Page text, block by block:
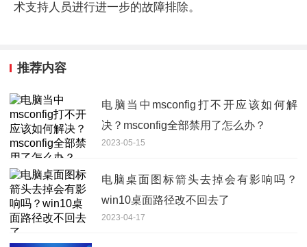
术支持人员进行进一步的故障排除。
推荐内容
电脑当中msconfig打不开应该如何解
决？msconfig全部禁用了怎么办？
2023-05-15
电脑桌面图标箭头去掉会有影响吗？
win10桌面路径改不回去了
2023-04-17